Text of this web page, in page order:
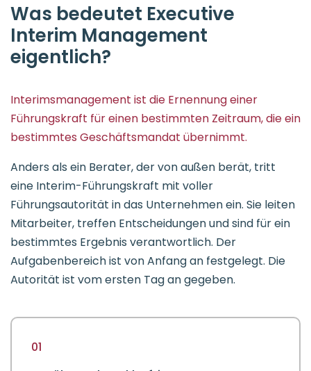
Was bedeutet Executive
Interim Management
eigentlich?
Interimsmanagement ist die Ernennung einer
Führungskraft für einen bestimmten Zeitraum, die ein
bestimmtes Geschäftsmandat übernimmt.
Anders als ein Berater, der von außen berät, tritt
eine Interim-Führungskraft mit voller
Führungsautorität in das Unternehmen ein. Sie leiten
Mitarbeiter, treffen Entscheidungen und sind für ein
bestimmtes Ergebnis verantwortlich. Der
Aufgabenbereich ist von Anfang an festgelegt. Die
Autorität ist vom ersten Tag an gegeben.
01